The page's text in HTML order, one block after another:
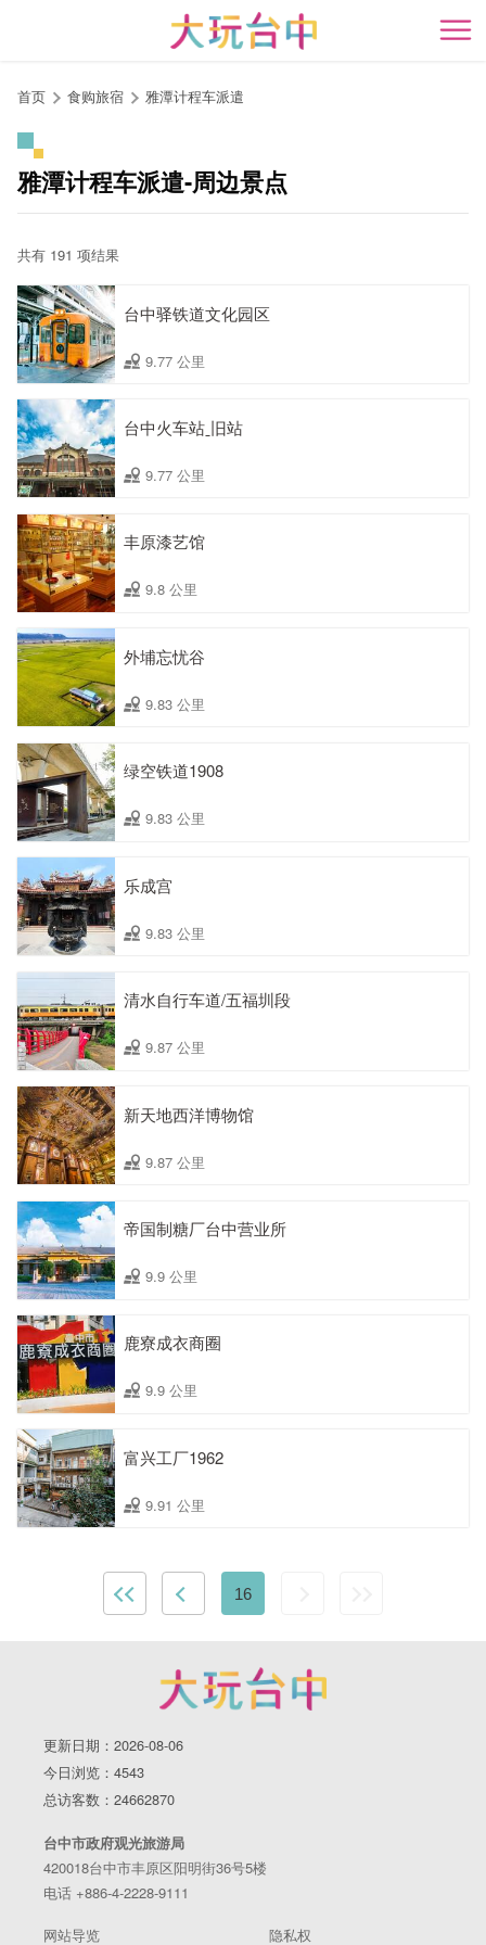
开
首页 食购旅宿 雅潭计程车派遣
雅潭计程车派遣-周边景点
共有 191 项结果
台中驿铁道文化园区
9.77 公里
台中火车站ˍ旧站
9.77 公里
丰原漆艺馆
9.8 公里
外埔忘忧谷
9.83 公里
绿空铁道1908
9.83 公里
乐成宫
9.83 公里
清水自行车道/五福圳段
9.87 公里
新天地西洋博物馆
9.87 公里
帝国制糖厂台中营业所
9.9 公里
鹿寮成衣商圈
9.9 公里
富兴工厂1962
9.91 公里
16
更新日期：2026-08-06
今日浏览：4543
总访客数：24662870
台中市政府观光旅游局
420018台中市丰原区阳明街36号5楼
电话 +886-4-2228-9111
网站导览 隐私权